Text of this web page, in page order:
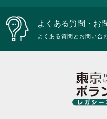
よくある質問・お
よくある質問とお問い合